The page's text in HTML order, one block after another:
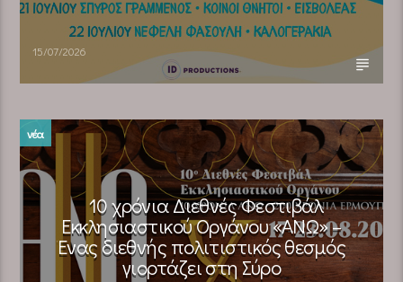
15/07/2026
νέα
10 χρόνια Διεθνές Φεστιβάλ
Εκκλησιαστικού Οργάνου «ΑΝΩ» –
Ένας διεθνής πολιτιστικός θεσμός
γιορτάζει στη Σύρο​